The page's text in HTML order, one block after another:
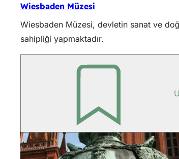
Wiesbaden Müzesi
Wiesbaden Müzesi, devletin sanat ve
sahipliği yapmaktadır.